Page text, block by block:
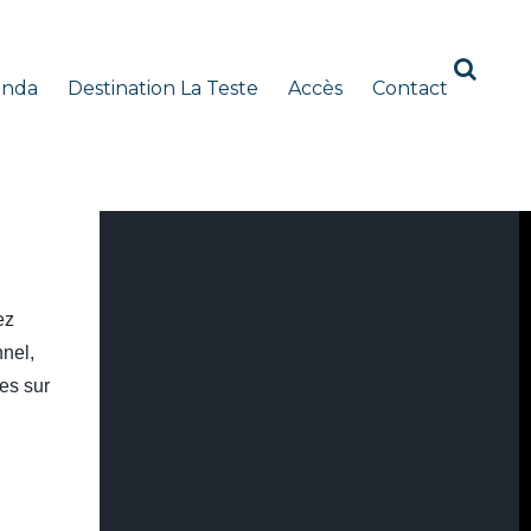
Destination La Teste Accès Contact
sur